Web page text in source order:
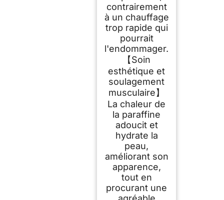
contrairement
à un chauffage
trop rapide qui
pourrait
l'endommager.
【Soin
esthétique et
soulagement
musculaire】
La chaleur de
la paraffine
adoucit et
hydrate la
peau,
améliorant son
apparence,
tout en
procurant une